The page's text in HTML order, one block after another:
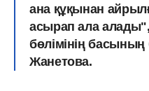
ана құқынан
асырап ала алады",
бөлімінің
Жанетова.